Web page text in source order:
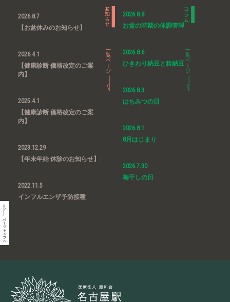
2026.8.7
【お盆休みのお知らせ】
2026.4.1
【健康診断 価格改定のご案
内】
2025.4.1
【健康診断 価格改定のご案
内】
2023.12.29
【年末年始 休診のお知らせ】
2022.11.5
インフルエンザ予防接種
2026.8.8
お盆の時期の体調管理
2026.8.6
ひきわり納豆と粒納豆
2026.8.3
はちみつの日
2026.8.1
8月はじまり
2026.7.30
梅干しの日